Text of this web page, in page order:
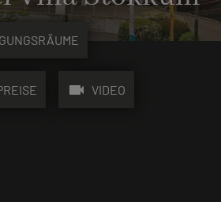
videocam VIDEO